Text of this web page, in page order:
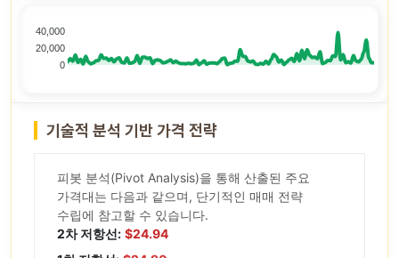
40,000
20,000
0
기술적 분석 기반 가격 전략
피봇 분석(Pivot Analysis)을 통해 산출된 주요
가격대는 다음과 같으며, 단기적인 매매 전략
수립에 참고할 수 있습니다.
2차 저항선: $24.94